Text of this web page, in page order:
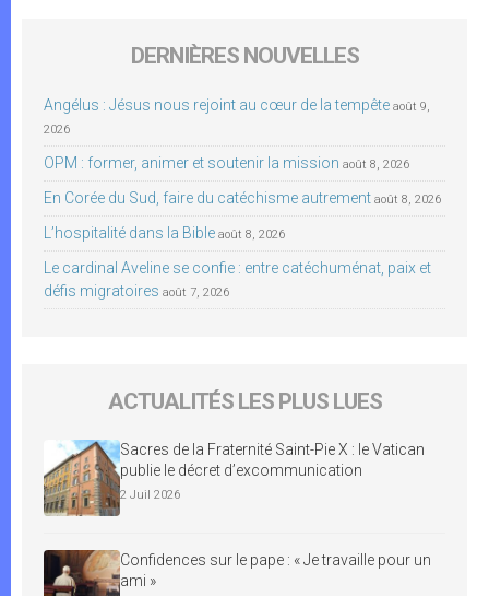
DERNIÈRES NOUVELLES
Angélus : Jésus nous rejoint au cœur de la tempête août 9,
2026
OPM : former, animer et soutenir la mission août 8, 2026
En Corée du Sud, faire du catéchisme autrement août 8, 2026
L’hospitalité dans la Bible août 8, 2026
Le cardinal Aveline se confie : entre catéchuménat, paix et
défis migratoires août 7, 2026
ACTUALITÉS LES PLUS LUES
Sacres de la Fraternité Saint-Pie X : le Vatican
publie le décret d’excommunication
2 Juil 2026
Confidences sur le pape : « Je travaille pour un
ami »